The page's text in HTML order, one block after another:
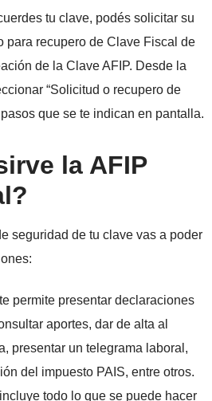
tu clave, podés solicitar su
para recupero de Clave Fiscal de
de la Clave AFIP. Desde la
“Solicitud o recupero de
que se te indican en pantalla.
la AFIP
seguridad de tu clave vas a poder
te permite presentar declaraciones
aportes, dar de alta al
presentar un telegrama laboral,
del impuesto PAIS, entre otros.
incluye todo lo que se puede hacer